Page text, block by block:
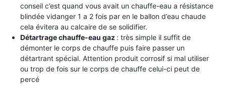
conseil c’est quand vous avait un chauffe-eau a résistance
blindée vidanger 1 a 2 fois par en le ballon d’eau chaude
cela évitera au calcaire de se solidifier.
Détartrage chauffe-eau gaz : très simple il suffit de
démonter le corps de chauffe puis faire passer un
détartrant spécial. Attention produit corrosif si mal utiliser
ou trop de fois sur le corps de chauffe celui-ci peut de
percé